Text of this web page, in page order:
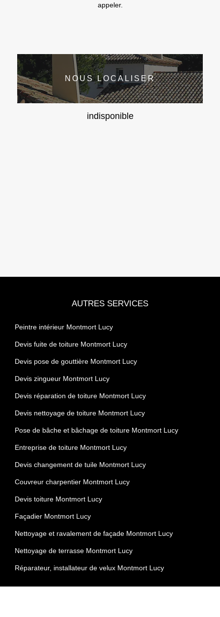
appeler.
NOUS LOCALISER
indisponible
AUTRES SERVICES
Peintre intérieur Montmort Lucy
Devis fuite de toiture Montmort Lucy
Devis pose de gouttière Montmort Lucy
Devis zingueur Montmort Lucy
Devis réparation de toiture Montmort Lucy
Devis nettoyage de toiture Montmort Lucy
Pose de bâche et bâchage de toiture Montmort Lucy
Entreprise de toiture Montmort Lucy
Devis changement de tuile Montmort Lucy
Couvreur charpentier Montmort Lucy
Devis toiture Montmort Lucy
Façadier Montmort Lucy
Nettoyage et ravalement de façade Montmort Lucy
Nettoyage de terrasse Montmort Lucy
Réparateur, installateur de velux Montmort Lucy